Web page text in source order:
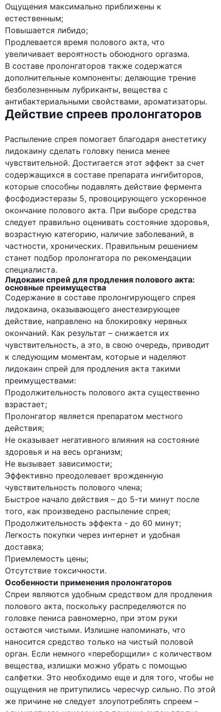
Ощущения максимально приближены к
естественным;
Повышается либидо;
Продлевается время полового акта, что
увеличивает вероятность обоюдного оргазма.
В составе пролонгаторов также содержатся
дополнительные компоненты: делающие трение
безболезненным лубриканты, вещества с
антибактериальными свойствами, ароматизаторы.
Действие спреев пролонгаторов
Распыление спрея помогает благодаря анестетику
лидокаину сделать головку пениса менее
чувствительной. Достигается этот эффект за счет
содержащихся в составе препарата ингибиторов,
которые способны подавлять действие фермента
фосфодиэстеразы 5, провоцирующего ускоренное
окончание полового акта. При выборе средства
следует правильно оценивать состояние здоровья,
возрастную категорию, наличие заболеваний, в
частности, хронических. Правильным решением
станет подбор пролонгатора по рекомендации
специалиста.
Лидокаин спрей для продления полового акта:
основные преимущества
Содержание в составе пролонгирующего спрея
лидокаина, оказывающего анестезирующее
действие, направлено на блокировку нервных
окончаний. Как результат – снижается их
чувствительность, а это, в свою очередь, приводит
к следующим моментам, которые и наделяют
лидокаин спрей для продления акта такими
преимуществами:
Продолжительность полового акта существенно
взрастает;
Пролонгатор является препаратом местного
действия;
Не оказывает негативного влияния на состояние
здоровья и на весь организм;
Не вызывает зависимости;
Эффективно преодолевает врожденную
чувствительность полового члена;
Быстрое начало действия – до 5-ти минут после
того, как произведено распыление спрея;
Продолжительность эффекта - до 60 минут;
Легкость покупки через интернет и удобная
доставка;
Приемлемость цены;
Отсутствие токсичности.
Особенности применения пролонгаторов
Спреи являются удобным средством для продления
полового акта, поскольку распределяются по
головке пениса равномерно, при этом руки
остаются чистыми. Излишне напоминать, что
наносится средство только на чистый половой
орган. Если немного «переборщили» с количеством
вещества, излишки можно убрать с помощью
салфетки. Это необходимо еще и для того, чтобы не
ощущения не притупились чересчур сильно. По этой
же причине не следует злоупотреблять спреем –